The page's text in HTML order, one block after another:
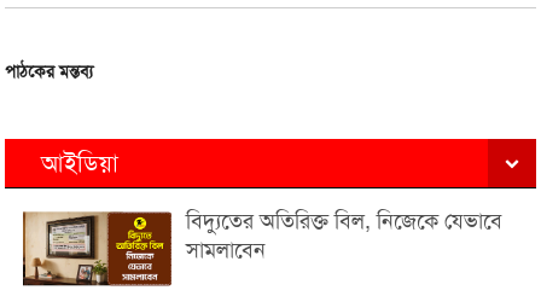
পাঠকের মন্তব্য
আইডিয়া
বিদ্যুতের অতিরিক্ত বিল, নিজেকে যেভাবে
সামলাবেন